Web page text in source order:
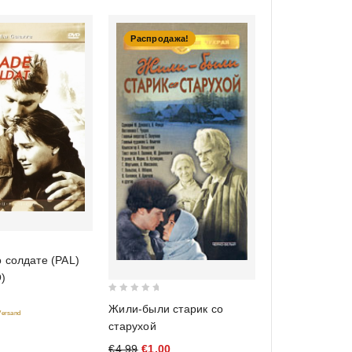
солдате (PAL)
Распродажа!
of
5
Жили-были старик со
старухой
€4,99 €1,00